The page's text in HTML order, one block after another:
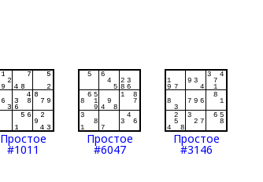
Простое
#1011
Простое
#6047
Простое
#3146